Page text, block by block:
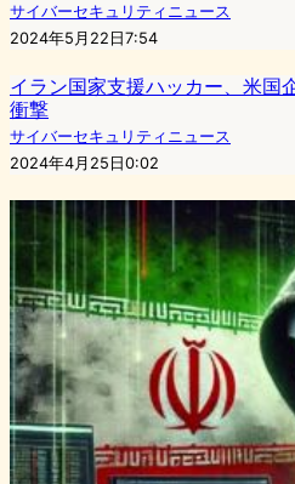
サイバーセキュリティニュース
2024年5月22日7:54
イラン国家支援ハッカー、米国
衝撃
サイバーセキュリティニュース
2024年4月25日0:02